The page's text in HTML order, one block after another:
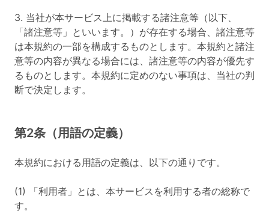
3. 当社が本サービス上に掲載する諸注意等（以下、
「諸注意等」といいます。）が存在する場合、諸注意等
は本規約の一部を構成するものとします。本規約と諸注
意等の内容が異なる場合には、諸注意等の内容が優先す
るものとします。本規約に定めのない事項は、当社の判
断で決定します。
第2条（用語の定義）
本規約における用語の定義は、以下の通りです。
(1) 「利用者」とは、本サービスを利用する者の総称で
す。